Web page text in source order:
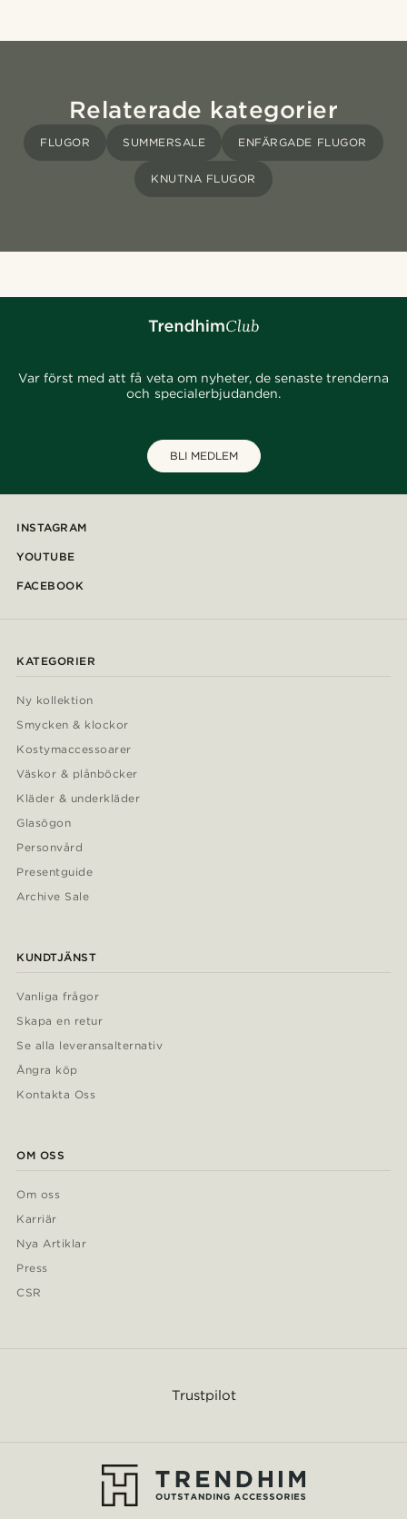
Relaterade kategorier
FLUGOR SUMMERSALE ENFÄRGADE FLUGOR
KNUTNA FLUGOR
Var först med att få veta om nyheter, de senaste trenderna
och specialerbjudanden.
BLI MEDLEM
INSTAGRAM
YOUTUBE
FACEBOOK
KATEGORIER
Ny kollektion
Smycken & klockor
Kostymaccessoarer
Väskor & plånböcker
Kläder & underkläder
Glasögon
Personvård
Presentguide
Archive Sale
KUNDTJÄNST
Vanliga frågor
Skapa en retur
Se alla leveransalternativ
Ångra köp
Kontakta Oss
OM OSS
Om oss
Karriär
Nya Artiklar
Press
CSR
Trustpilot